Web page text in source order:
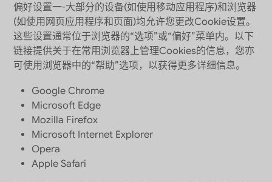
偏好设置一-大部分的设备(如使用移动应用程序)和浏览器
(如使用网页应用程序和页面)均允许您更改Cookie设置。
这些设置通常位于浏览器的“选项”或“偏好”菜单内。以下
链接提供关于在常用浏览器上管理Cookies的信息，您亦
可使用浏览器中的“帮助”选项，以获得更多详细信息。
Google Chrome
Microsoft Edge
Mozilla Firefox
Microsoft Internet Explorer
Opera
Apple Safari